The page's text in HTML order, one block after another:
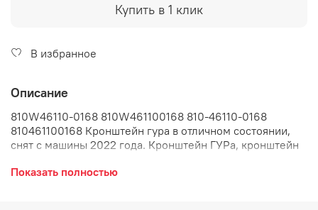
Купить в 1 клик
В избранное
Описание
810W46110-0168 810W461100168 810-46110-0168
810461100168 Кронштейн гура в отличном состоянии,
снят с машины 2022 года. Кронштейн ГУРа, кронштейн
рулевого управления.
Показать полностью